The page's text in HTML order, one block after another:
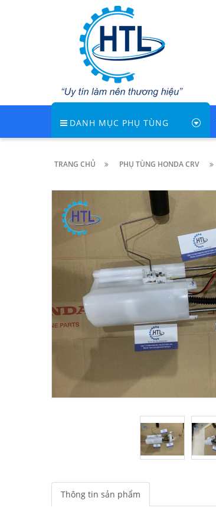
DANH MỤC PHỤ TÙNG
TRANG CHỦ PHỤ TÙNG HONDA CRV
Thông tin sản phẩm